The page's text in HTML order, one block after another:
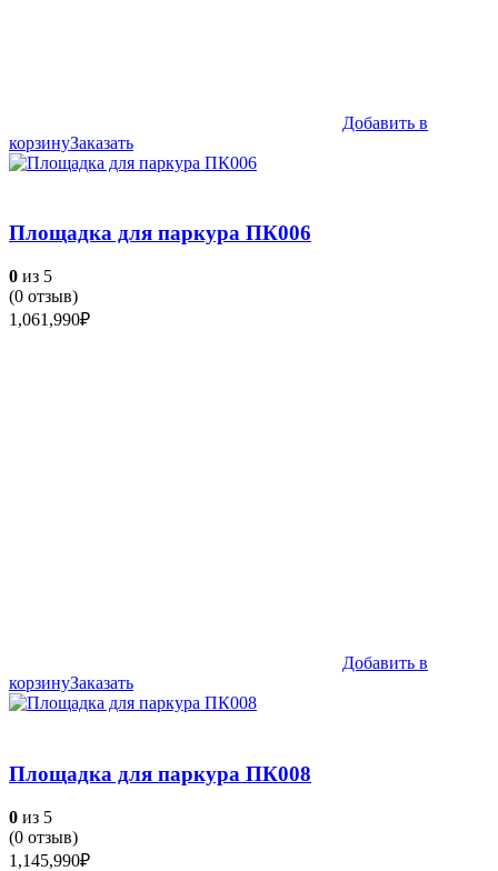
Добавить в
корзинуЗаказать
Площадка для паркура ПК006
0 из 5
(0 отзыв)
1,061,990₽
Добавить в
корзинуЗаказать
Площадка для паркура ПК008
0 из 5
(0 отзыв)
1,145,990₽